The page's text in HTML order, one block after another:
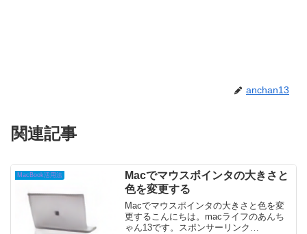
anchan13
関連記事
MacBook活用法
Macでマウスポインタの大きさと
色を変更する
Macでマウスポインタの大きさと色を変
更するこんにちは。macライフのあんち
ゃん13です。スポンサーリンク